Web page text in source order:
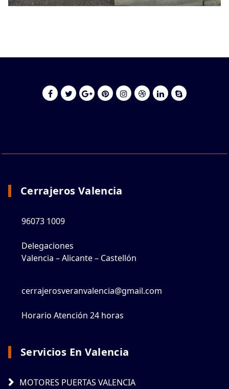
Cerrajeros Valencia
96073 1009
Delegaciones
Valencia – Alicante – Castellón
cerrajerosveranvalencia@gmail.com
Horario Atención 24 horas
Servicios En Valencia
MOTORES PUERTAS VALENCIA